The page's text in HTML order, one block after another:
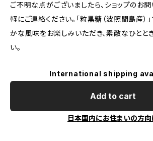
ご不明な点がございましたら、ショップのお
軽にご連絡ください。「粒黒糖（波照間島産）
かな風味をお楽しみいただき、素敵なひとと
い。
International shipping
Add to cart
日本国内にお住まいの方向